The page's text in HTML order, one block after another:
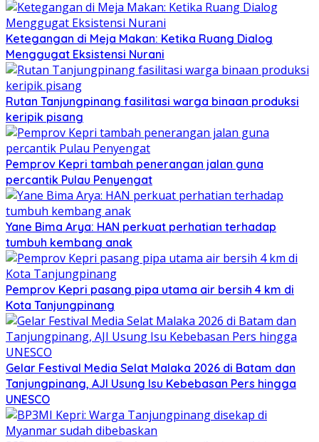
Ketegangan di Meja Makan: Ketika Ruang Dialog
Menggugat Eksistensi Nurani
Rutan Tanjungpinang fasilitasi warga binaan produksi
keripik pisang
Pemprov Kepri tambah penerangan jalan guna
percantik Pulau Penyengat
Yane Bima Arya: HAN perkuat perhatian terhadap
tumbuh kembang anak
Pemprov Kepri pasang pipa utama air bersih 4 km di
Kota Tanjungpinang
Gelar Festival Media Selat Malaka 2026 di Batam dan
Tanjungpinang, AJI Usung Isu Kebebasan Pers hingga
UNESCO